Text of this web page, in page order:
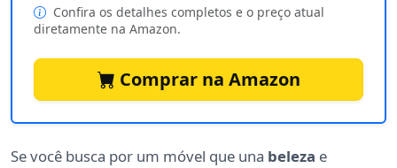
Confira os detalhes completos e o preço atual
diretamente na Amazon.
Comprar na Amazon
Se você busca por um móvel que una beleza e